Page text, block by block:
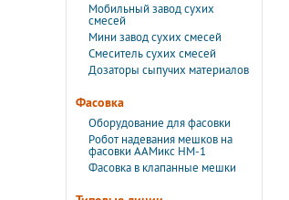
Мобильный завод сухих
смесей
Мини завод сухих смесей
Смеситель сухих смесей
Дозаторы сыпучих материалов
Фасовка
Оборудование для фасовки
Робот надевания мешков на
фасовки ААМикс НМ-1
Фасовка в клапанные мешки